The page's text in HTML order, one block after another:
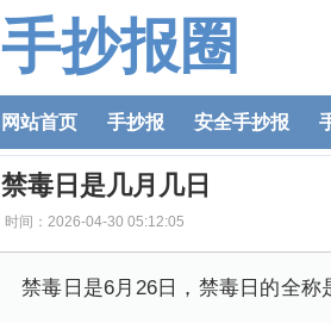
手抄报圈
网站首页 手抄报 安全手抄报
禁毒日是几月几日
时间：2026-04-30 05:12:05
禁毒日是6月26日，禁毒日的全